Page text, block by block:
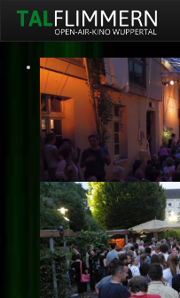
Home
Programm
Service
Ticketinfos
Ort
Anreise
Wetter
Kinogutschein